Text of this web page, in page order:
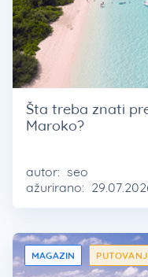
Šta treba znati
Maroko?
autor: seo
ažurirano:
MAGAZIN